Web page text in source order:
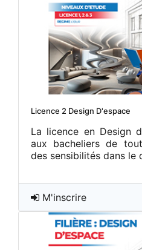
Licence 2 Design D'espace
La licence en Design
aux bacheliers de
des sensibilités dans le
M'inscrire